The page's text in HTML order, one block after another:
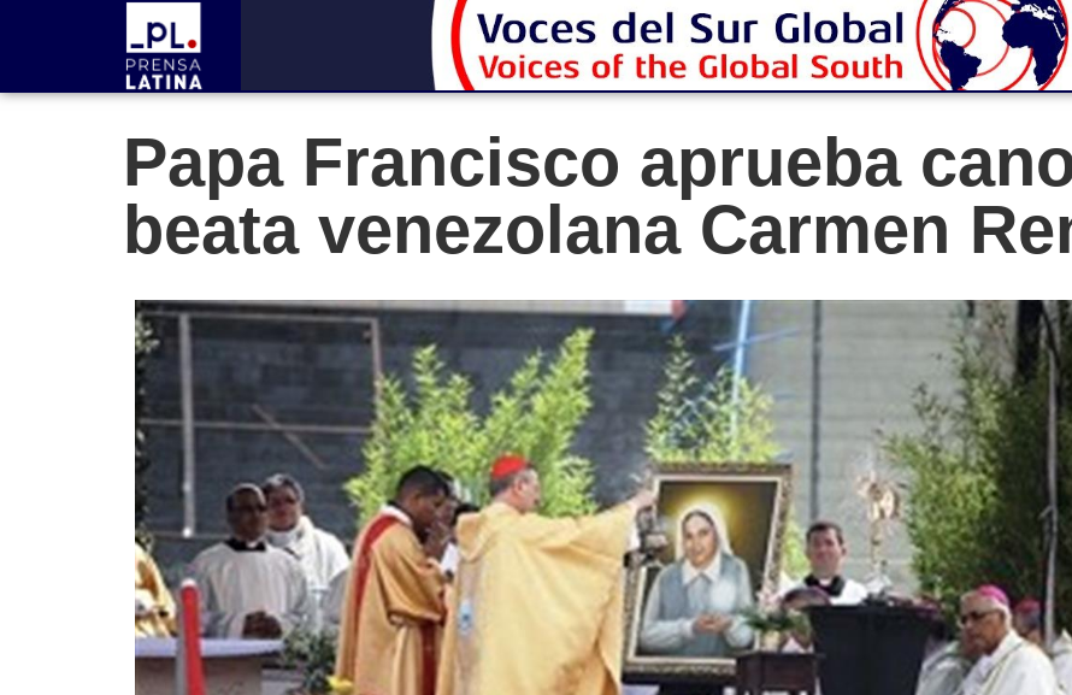
Papa Francisco aprueba
beata venezolana Carmen